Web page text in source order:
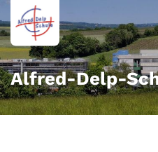
Zum Inhalt springen
Alfred-Delp-